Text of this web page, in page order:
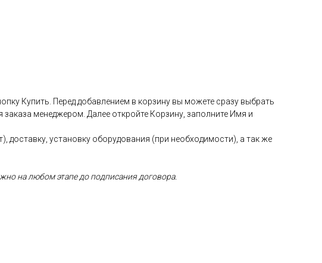
Купить. Перед добавлением в корзину вы можете сразу выбрать
менеджером. Далее откройте Корзину, заполните Имя и
доставку, установку оборудования (при необходимости), а так же
на любом этапе до подписания договора.